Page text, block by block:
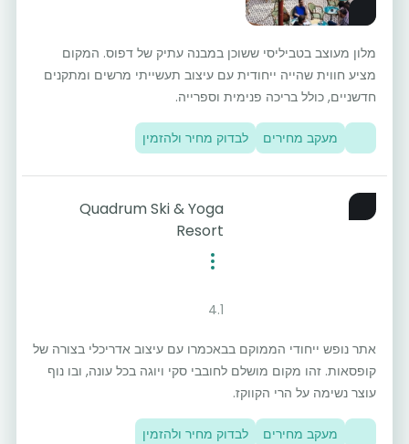
מלון מעוצב בטביליסי ששוכן במבנה עתיק של דפוס. המקום
מציע חווית שהייה ייחודית עם עיצוב תעשייתי מרשים ומתקנים
חדשניים, כולל בריכה פנימית וספרייה.
מעקב מחירים לבדוק מחיר ולהזמין
Quadrum Ski & Yoga
Resort
4.1
אתר נופש ייחודי הממוקם בבאכמרו עם עיצוב אדריכלי בצורה של
קופסאות. זהו מקום מושלם לחובבי סקי ויוגה בכל עונה, ובו נוף
עוצר נשימה על הרי הקווקז.
מעקב מחירים לבדוק מחיר ולהזמין